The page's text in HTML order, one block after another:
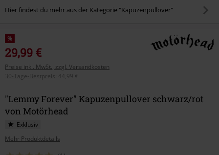
Hier findest du mehr aus der Kategorie "Kapuzenpullover"
%
29,99 €
Preise inkl. MwSt., zzgl. Versandkosten
30-Tage-Bestpreis
44,99 €
"Lemmy Forever" Kapuzenpullover schwarz/rot
von Motörhead
Exklusiv
Mehr Produktdetails